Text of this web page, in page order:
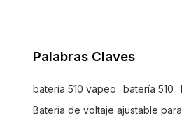
Palabras Claves
batería 510 vapeo batería 510
Batería de voltaje ajustable